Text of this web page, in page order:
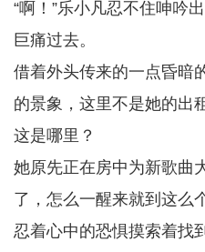
“啊！”乐小凡忍不住呻吟
巨痛过去。
借着外头传来的一点昏暗
的景象，这里不是她的出
这是哪里？
她原先正在房中为新歌曲
了，怎么一醒来就到这么
忍着心中的恐惧摸索着找